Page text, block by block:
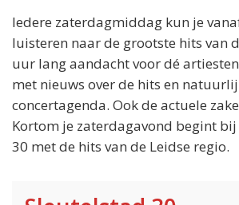
Iedere zaterdagmiddag kun je
luisteren naar de grootste hits van
uur lang aandacht voor dé
met nieuws over de hits en
concertagenda. Ook de actuele
Kortom je zaterdagavond begint
30 met de hits van de Leidse regio.